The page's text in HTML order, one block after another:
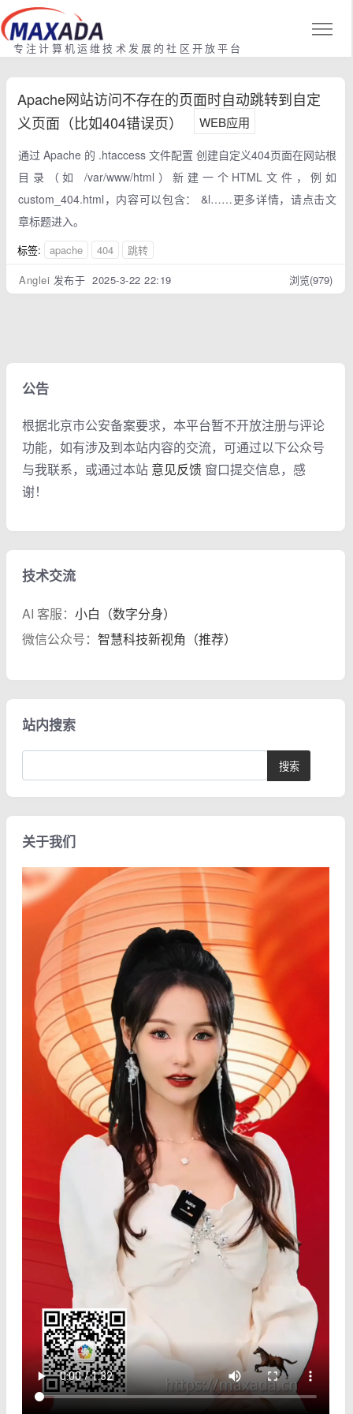
专注计算机运维技术发展的社区开放平台
Apache网站访问不存在的页面时自动跳转到自定
义页面（比如404错误页）
WEB应用
通过 Apache 的 .htaccess 文件配置 创建自定义404页面在网站根
目录（如 /var/www/html）新建一个HTML文件，例如
custom_404.html，内容可以包含： &l……更多详情，请点击文
章标题进入。
标签: apache 404
跳转
Anglei 发布于 2025-3-22 22:19 浏览(979)
公告
根据北京市公安备案要求，本平台暂不开放注册与评论
功能，如有涉及到本站内容的交流，可通过以下公众号
与我联系，或通过本站 意见反馈 窗口提交信息，感
谢！
技术交流
AI 客服： 小白（数字分身）
微信公众号： 智慧科技新视角（推荐）
站内搜索
关于我们